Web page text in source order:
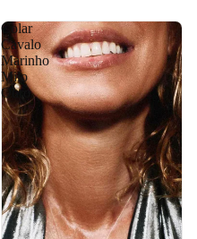
Colar
Cavalo
Marinho
Milo
Ouro